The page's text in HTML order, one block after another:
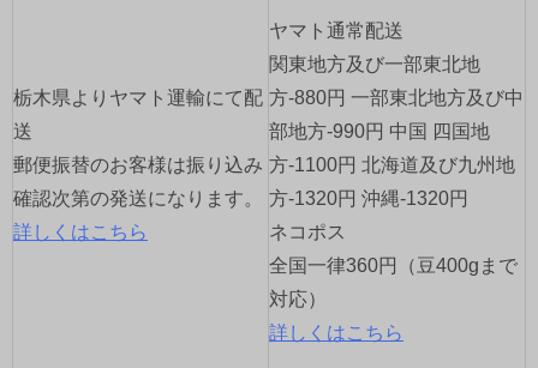
ョ
ン
栃木県よりヤマト運輸にて配
送
郵便振替のお客様は振り込み
確認次第の発送になります。
詳しくはこちら
ヤマト通常配送
関東地方及び一部東北地
方-880円 一部東北地方及び中
部地方-990円 中国 四国地
方-1100円 北海道及び九州地
方-1320円 沖縄-1320円
ネコポス
全国一律360円（豆400gまで
対応）
詳しくはこちら